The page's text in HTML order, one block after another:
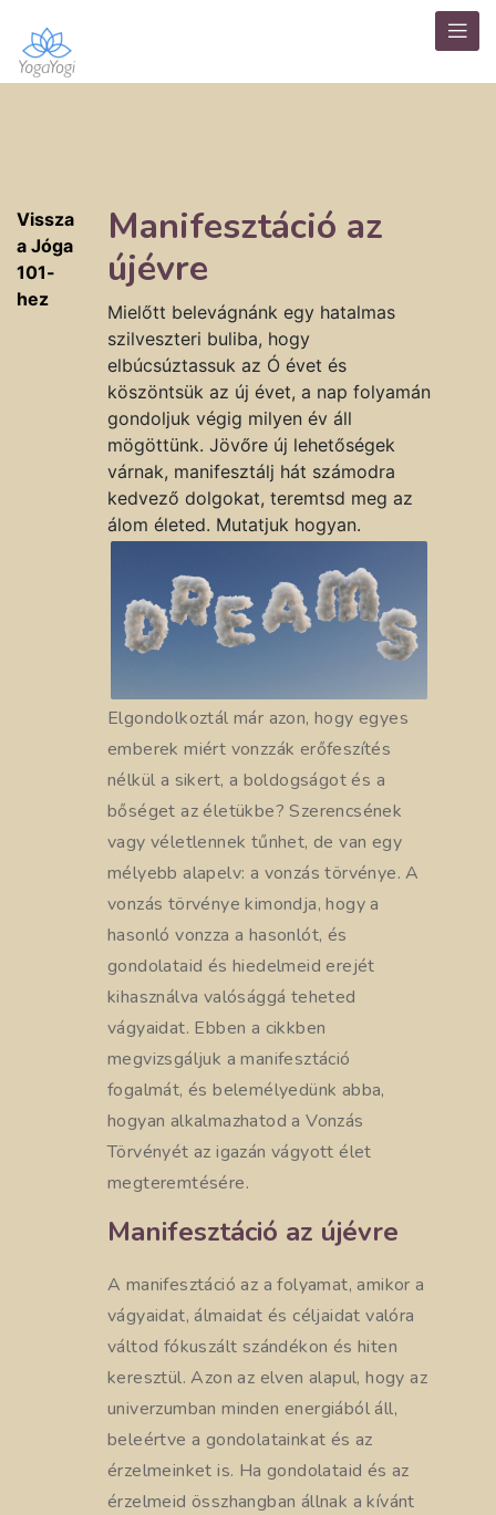
Vissza
a Jóga
101-
hez
Manifesztáció az
újévre
Mielőtt belevágnánk egy hatalmas
szilveszteri buliba, hogy
elbúcsúztassuk az Ó évet és
köszöntsük az új évet, a nap folyamán
gondoljuk végig milyen év áll
mögöttünk. Jövőre új lehetőségek
várnak, manifesztálj hát számodra
kedvező dolgokat, teremtsd meg az
álom életed. Mutatjuk hogyan.
Elgondolkoztál már azon, hogy egyes
emberek miért vonzzák erőfeszítés
nélkül a sikert, a boldogságot és a
bőséget az életükbe? Szerencsének
vagy véletlennek tűnhet, de van egy
mélyebb alapelv: a vonzás törvénye. A
vonzás törvénye kimondja, hogy a
hasonló vonzza a hasonlót, és
gondolataid és hiedelmeid erejét
kihasználva valósággá teheted
vágyaidat. Ebben a cikkben
megvizsgáljuk a manifesztáció
fogalmát, és belemélyedünk abba,
hogyan alkalmazhatod a Vonzás
Törvényét az igazán vágyott élet
megteremtésére.
Manifesztáció az újévre
A manifesztáció az a folyamat, amikor a
vágyaidat, álmaidat és céljaidat valóra
váltod fókuszált szándékon és hiten
keresztül. Azon az elven alapul, hogy az
univerzumban minden energiából áll,
beleértve a gondolatainkat és az
érzelmeinket is. Ha gondolataid és az
érzelmeid összhangban állnak a kívánt